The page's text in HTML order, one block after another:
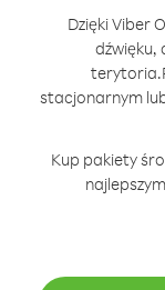
Dzięki Viber
dźwięku,
terytoria.
stacjonarnym
Kup pakiety